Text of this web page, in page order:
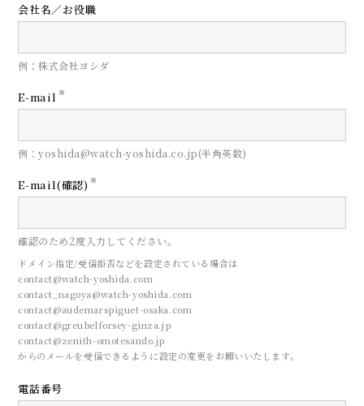
会社名／お役職
例：株式会社ヨシダ
E-mail ※
例：yoshida@watch-yoshida.co.jp(半角英数)
E-mail(確認) ※
確認のため2度入力してください。
ドメイン指定/受信拒否などを設定されている場合は
contact@watch-yoshida.com
contact_nagoya@watch-yoshida.com
contact@audemarspiguet-osaka.com
contact@greubelforsey-ginza.jp
contact@zenith-omotesando.jp
からのメールを受信できるように設定の変更をお願いいたします。
電話番号